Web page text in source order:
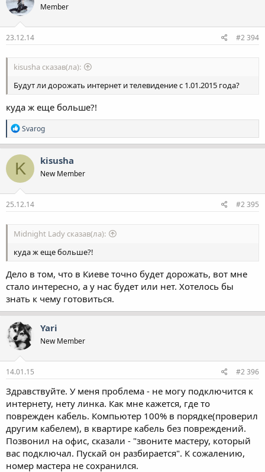
Member
23.12.14 #2 394
kisusha сказав(ла):
Будут ли дорожать интернет и телевидение с 1.01.2015 года?
куда ж еще больше?!
Р
е
а
к
ц
і
ї
:
Svarog
K kisusha
New Member
25.12.14 #2 395
Midnight Lady сказав(ла):
куда ж еще больше?!
Дело в том, что в Киеве точно будет дорожать, вот мне
стало интересно, а у нас будет или нет. Хотелось бы
знать к чему готовиться.
Yari
New Member
14.01.15 #2 396
Здравствуйте. У меня проблема - не могу подключится к
интернету, нету линка. Как мне кажется, где то
поврежден кабель. Компьютер 100% в порядке(проверил
другим кабелем), в квартире кабель без повреждений.
Позвонил на офис, сказали - "звоните мастеру, который
вас подключал. Пускай он разбирается". К сожалению,
номер мастера не сохранился.